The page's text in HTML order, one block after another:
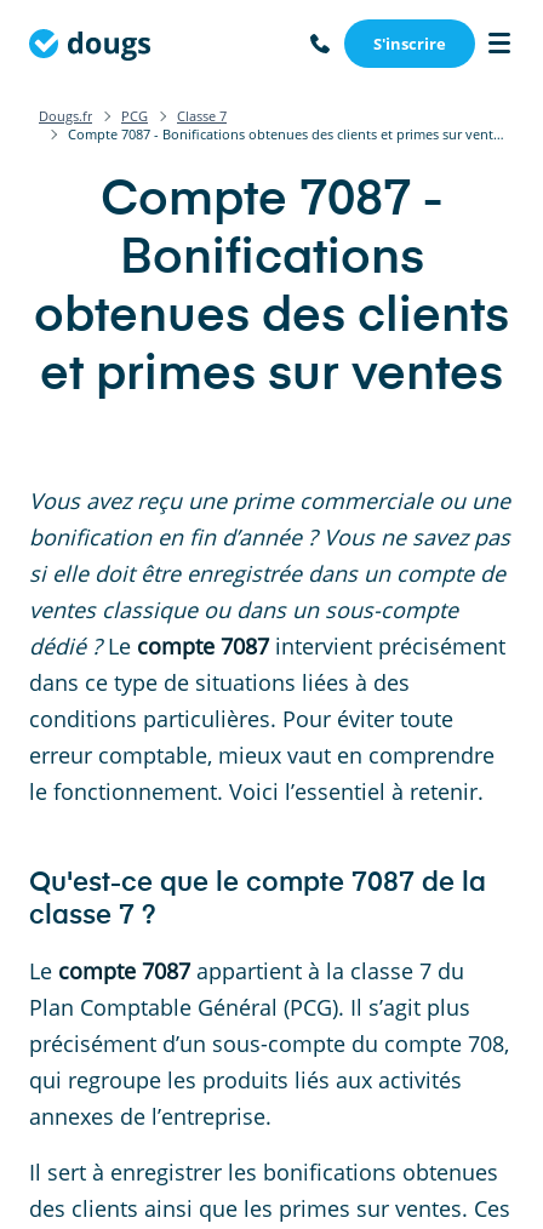
S'inscrire
Dougs.fr PCG
Classe 7
Compte 7087 - Bonifications obtenues des clients et primes sur ventes
Compte 7087 -
Bonifications
obtenues des clients
et primes sur ventes
Vous avez reçu une prime commerciale ou une
bonification en fin d’année ? Vous ne savez pas
si elle doit être enregistrée dans un compte de
ventes classique ou dans un sous-compte
dédié ?Le compte 7087intervient précisément
dans ce type de situations liées à des
conditions particulières. Pour éviter toute
erreur comptable, mieux vaut en comprendre
le fonctionnement. Voici l’essentiel à retenir.
Qu'est-ce que le compte 7087 de la
classe 7 ?
Le compte 7087appartient à la classe 7 du
Plan Comptable Général (PCG). Il s’agit plus
précisément d’un sous-compte du compte 708,
qui regroupe les produits liés aux activités
annexes de l’entreprise.
Il sert à enregistrer les bonifications obtenues
des clients ainsi que les primes sur ventes. Ces